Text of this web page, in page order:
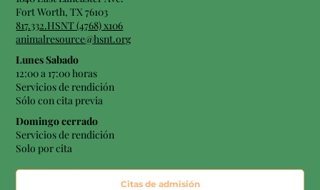
Fort Worth, TX 76103
817.332.HSNT (4768) x106
animalresource@hsnt.org
Lunes Sabado
12:00 a 17:00 horas
Servicios de rendición
Sólo con cita previa
Domingo cerrado
Servicios de rendición
Solo por cita
Citas de admisión